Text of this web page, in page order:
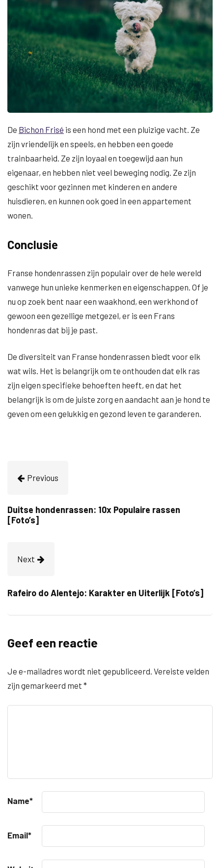
De Bichon Frisé is een hond met een pluizige vacht. Ze
zijn vriendelijk en speels, en hebben een goede
trainbaarheid. Ze zijn loyaal en toegewijd aan hun
eigenaar, en hebben niet veel beweging nodig. Ze zijn
geschikt voor gezinnen met kinderen en andere
huisdieren, en kunnen ook goed in een appartement
wonen.
Conclusie
Franse hondenrassen zijn populair over de hele wereld
vanwege hun unieke kenmerken en eigenschappen. Of je
nu op zoek bent naar een waakhond, een werkhond of
gewoon een gezellige metgezel, er is een Frans
hondenras dat bij je past.
De diversiteit van Franse hondenrassen biedt voor elk
wat wils. Het is belangrijk om te onthouden dat elk ras
zijn eigen specifieke behoeften heeft, en dat het
belangrijk is om de juiste zorg en aandacht aan je hond te
geven om een gelukkig en gezond leven te garanderen.
Previous
Duitse hondenrassen: 10x Populaire rassen
[Foto’s]
Next
Rafeiro do Alentejo: Karakter en Uiterlijk [Foto’s]
Geef een reactie
Je e-mailadres wordt niet gepubliceerd. Vereiste velden
zijn gemarkeerd met *
Name*
Email*